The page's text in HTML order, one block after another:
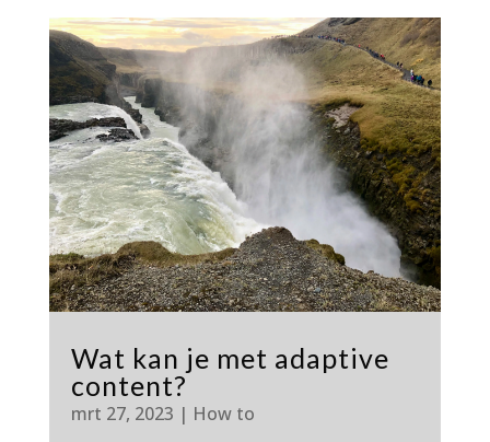
Wat kan je met adaptive
content?
mrt 27, 2023 | How to